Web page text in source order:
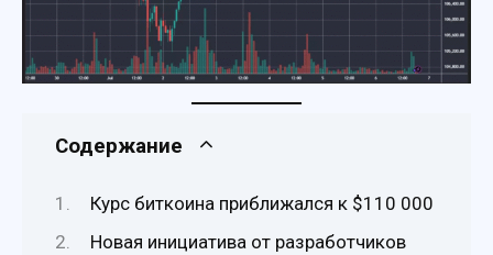
Содержание
Курс биткоина приближался к $110 000
Новая инициатива от разработчиков